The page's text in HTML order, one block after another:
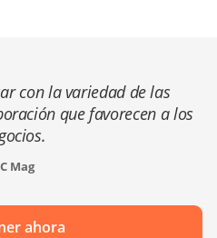
con la variedad de las
que favorecen a los
Mag
ahora